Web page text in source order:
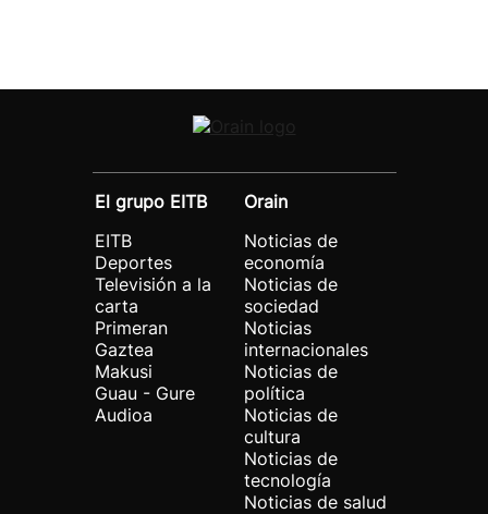
El grupo EITB
EITB
Deportes
Televisión a la
carta
Primeran
Gaztea
Makusi
Guau - Gure
Audioa
Orain
Noticias de
economía
Noticias de
sociedad
Noticias
internacionales
Noticias de
política
Noticias de
cultura
Noticias de
tecnología
Noticias de salud